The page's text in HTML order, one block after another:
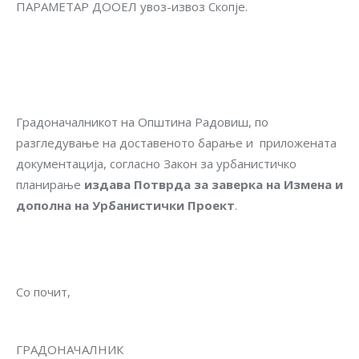
ПАРАМЕТАР ДООЕЛ увоз-извоз Скопје.
Градоначалникот на Општина Радовиш, по
разгледување на доставеното барање и приложената
документација, согласно Закон за урбанистичко
планирање издава Потврда за заверка на Измена и
дополна на Урбанистички Проект.
Со почит,
ГРАДОНАЧАЛНИК